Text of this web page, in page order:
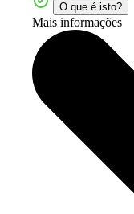
O que é isto?
Mais informações